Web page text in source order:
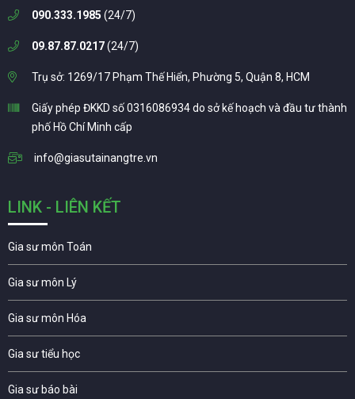
090.333.1985 (24/7)
09.87.87.0217(24/7)
Trụ sở: 1269/17 Phạm Thế Hiển, Phường 5, Quận 8, HCM
Giấy phép ĐKKD số 0316086934 do sở kế hoạch và đầu tư thành
phố Hồ Chí Minh cấp
info@giasutainangtre.vn
LINK - LIÊN KẾT
Gia sư môn Toán
Gia sư môn Lý
Gia sư môn Hóa
Gia sư tiểu học
Gia sư báo bài